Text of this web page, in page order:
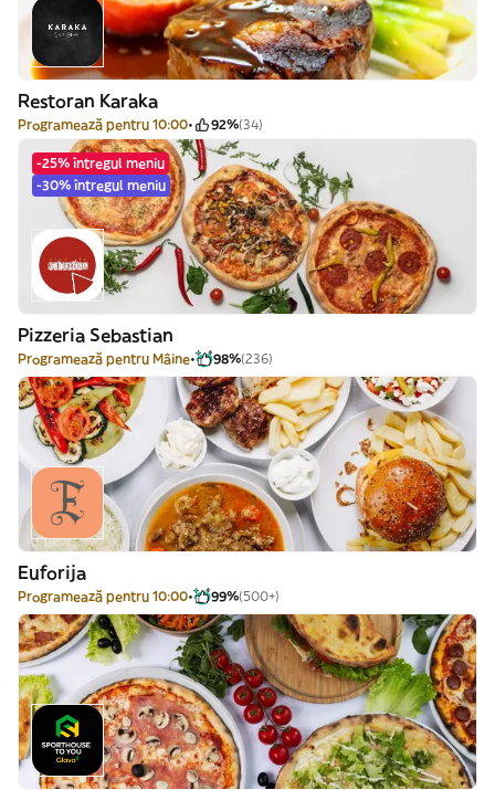
Restoran Karaka
Programează pentru 10:00 92%(34)
-25% întregul meniu
-30% întregul meniu
Pizzeria Sebastian
Programează pentru Mâine 98%(236)
Euforija
Programează pentru 10:00 99%(500+)